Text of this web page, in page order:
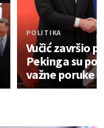
POLITIKA
Vučić završio
Pekinga su
važne poruke